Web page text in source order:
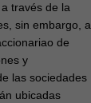
través de la
sin embargo, a
de
y
las sociedades
ubicadas